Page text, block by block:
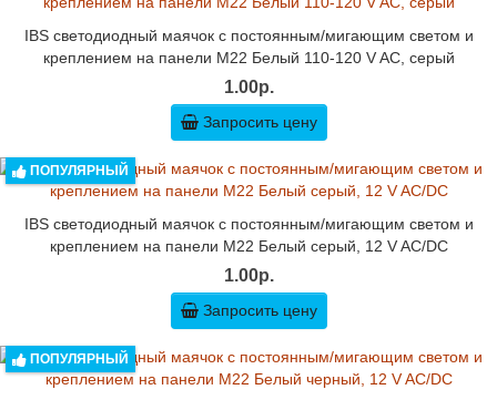
IBS светодиодный маячок с постоянным/мигающим светом и
креплением на панели M22 Белый 110-120 V AC, серый
1.00р.
Запросить цену
ПОПУЛЯРНЫЙ
IBS светодиодный маячок с постоянным/мигающим светом и
креплением на панели M22 Белый серый, 12 V AC/DC
1.00р.
Запросить цену
ПОПУЛЯРНЫЙ